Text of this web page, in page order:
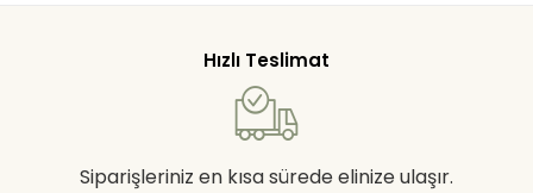
Hızlı Teslimat
Siparişleriniz en kısa sürede elinize ulaşır.